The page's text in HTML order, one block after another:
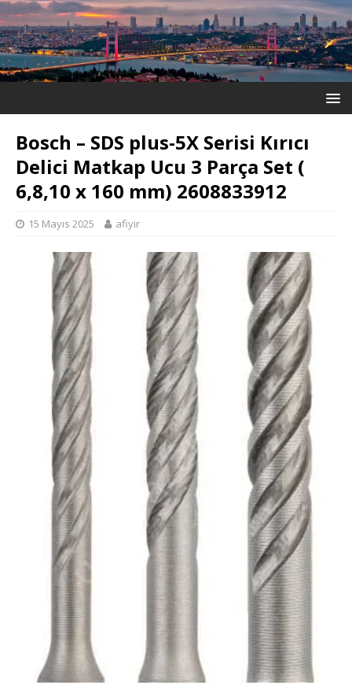
Bosch – SDS plus-5X Serisi Kırıcı
Delici Matkap Ucu 3 Parça Set (
6,8,10 x 160 mm) 2608833912
15 Mayıs 2025 afiyir